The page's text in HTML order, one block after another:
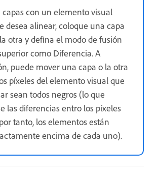
capas con un elemento visual
desea alinear, coloque una capa
otra y defina el modo de fusión
como Diferencia. A
puede mover una capa o la otra
píxeles del elemento visual que
sean todos negros (lo que
las diferencias entro los píxeles
tanto, los elementos están
encima de cada uno).